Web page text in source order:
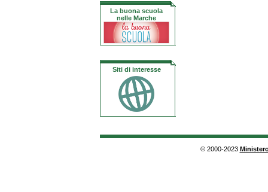
La buona scuola
nelle Marche
Siti di interesse
© 2000-2023